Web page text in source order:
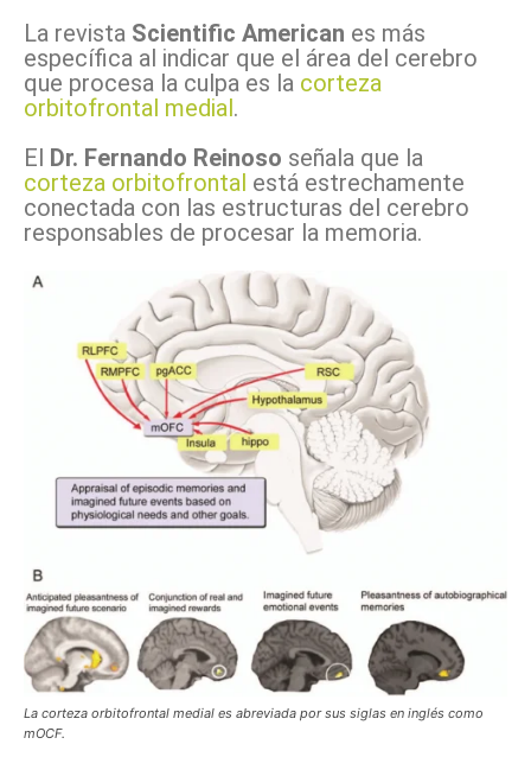
La revista Scientific American es más
específica al indicar que el área del cerebro
que procesa la culpa es la corteza
orbitofrontal medial.
El Dr. Fernando Reinoso señala que la
corteza orbitofrontal está estrechamente
conectada con las estructuras del cerebro
responsables de procesar la memoria.
La corteza orbitofrontal medial es abreviada por sus siglas en inglés como
mOCF.